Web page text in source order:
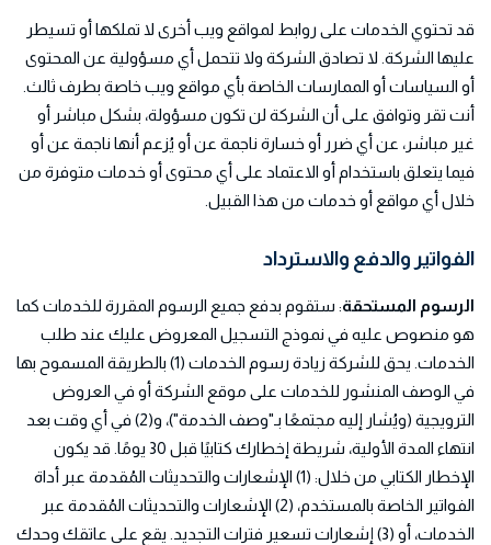
قد تحتوي الخدمات على روابط لمواقع ويب أخرى لا تملكها أو تسيطر
عليها الشركة. لا تصادق الشركة ولا تتحمل أي مسؤولية عن المحتوى
أو السياسات أو الممارسات الخاصة بأي مواقع ويب خاصة بطرف ثالث.
أنت تقر وتوافق على أن الشركة لن تكون مسؤولة، بشكل مباشر أو
غير مباشر، عن أي ضرر أو خسارة ناجمة عن أو يُزعم أنها ناجمة عن أو
فيما يتعلق باستخدام أو الاعتماد على أي محتوى أو خدمات متوفرة من
خلال أي مواقع أو خدمات من هذا القبيل.
الفواتير والدفع والاسترداد
الرسوم المستحقة: ستقوم بدفع جميع الرسوم المقررة للخدمات كما
هو منصوص عليه في نموذج التسجيل المعروض عليك عند طلب
الخدمات. يحق للشركة زيادة رسوم الخدمات (1) بالطريقة المسموح بها
في الوصف المنشور للخدمات على موقع الشركة أو في العروض
الترويجية (ويُشار إليه مجتمعًا بـ"وصف الخدمة")، و(2) في أي وقت بعد
انتهاء المدة الأولية، شريطة إخطارك كتابيًا قبل 30 يومًا. قد يكون
الإخطار الكتابي من خلال: (1) الإشعارات والتحديثات المُقدمة عبر أداة
الفواتير الخاصة بالمستخدم، (2) الإشعارات والتحديثات المُقدمة عبر
الخدمات، أو (3) إشعارات تسعير فترات التجديد. يقع على عاتقك وحدك